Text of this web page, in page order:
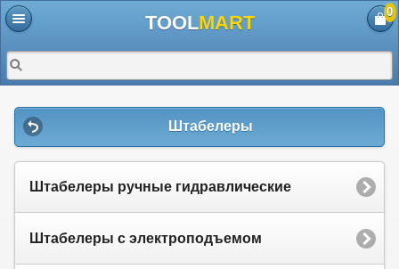
TOOLMART 0
Штабелеры
Штабелеры ручные гидравлические
Штабелеры с электроподъемом